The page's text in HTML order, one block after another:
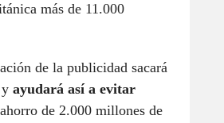
más de 11.000
de la publicidad sacará
ayudará así a evitar
de 2.000 millones de